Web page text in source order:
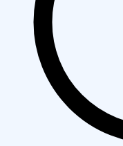
Ayuda
Clarabot · Chatbot
Servicios
Diseño Web Desarrollo
Transformación Digital
Empresa